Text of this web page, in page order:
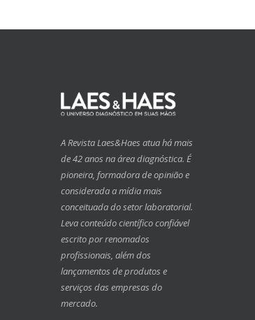
A Revista Laes&Haes atua há mais
de 42 anos na área diagnóstica. É
pioneira, formadora de opinião e
considerada a mídia mais
conceituada do setor laboratorial.
Leva conteúdo científico confiável
escrito por renomados
profissionais, além dos
lançamentos de produtos e
serviços das empresas do
mercado.